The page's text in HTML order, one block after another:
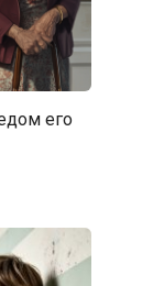
его